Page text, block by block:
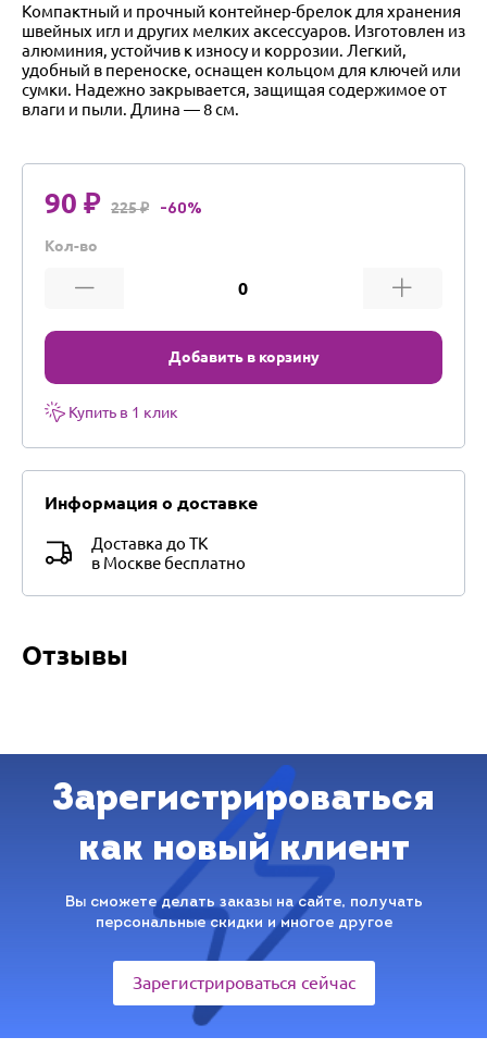
Компактный и прочный контейнер-брелок для хранения
швейных игл и других мелких аксессуаров. Изготовлен из
алюминия, устойчив к износу и коррозии. Легкий,
удобный в переноске, оснащен кольцом для ключей или
сумки. Надежно закрывается, защищая содержимое от
влаги и пыли. Длина — 8 см.
90 ₽ 225 ₽ -60%
Кол-во
Добавить в корзину
Купить в 1 клик
Информация о доставке
Доставка до ТК
в Москве бесплатно
Отзывы
Зарегистрироваться
как новый клиент
Вы сможете делать заказы на сайте, получать
персональные скидки и многое другое
Зарегистрироваться сейчас